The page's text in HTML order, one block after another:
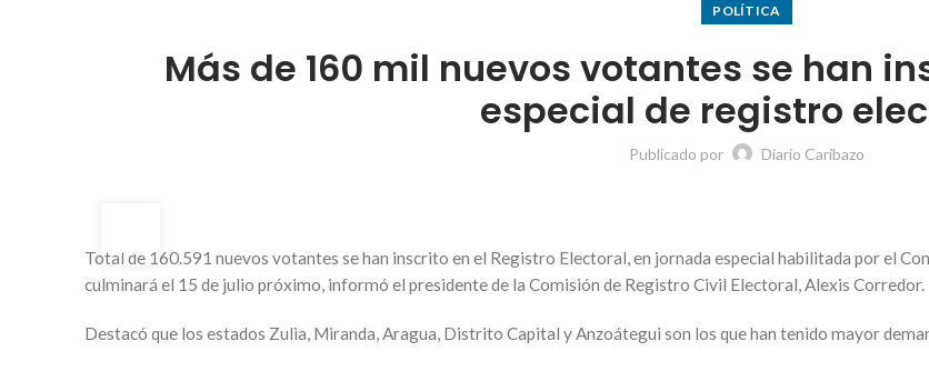
POLÍTICA
Más de 160 mil nuevos votantes se han
especial de registro
Publicado por Diario Caribazo
JUN
Total de 160.591 nuevos votantes se han inscrito en el Registro Electoral, en jornada especial habilitada por el
culminará el 15 de julio próximo, informó el presidente de la Comisión de Registro Civil Electoral, Alexis Corredor.
Destacó que los estados Zulia, Miranda, Aragua, Distrito Capital y Anzoátegui son los que han tenido mayor